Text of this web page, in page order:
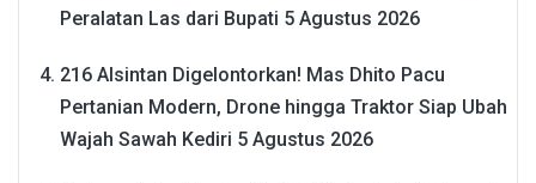
Peralatan Las dari Bupati 5 Agustus 2026
216 Alsintan Digelontorkan! Mas Dhito Pacu
Pertanian Modern, Drone hingga Traktor Siap Ubah
Wajah Sawah Kediri 5 Agustus 2026